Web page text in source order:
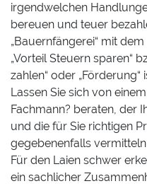
irgendwelchen
bereuen und teuer
„Bauernfängerei“ mit
„Vorteil Steuern sparen“
zahlen“ oder
Lassen Sie sich von
Fachmann? beraten, der
und die für Sie richtigen
gegebenenfalls vermitteln
Für den Laien schwer
ein sachlicher